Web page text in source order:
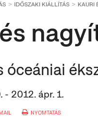
IDŐSZAKI KIÁLLÍTÁS KAURI
óceániai
- 2012. ápr. 1.
NYOMTATÁS